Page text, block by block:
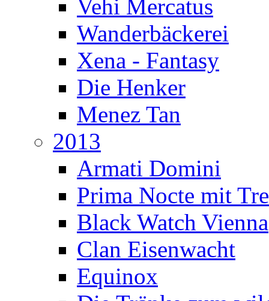
Vehi Mercatus
Wanderbäckerei
Xena - Fantasy
Die Henker
Menez Tan
2013
Armati Domini
Prima Nocte mit
Black Watch Vienna
Clan Eisenwacht
Equinox